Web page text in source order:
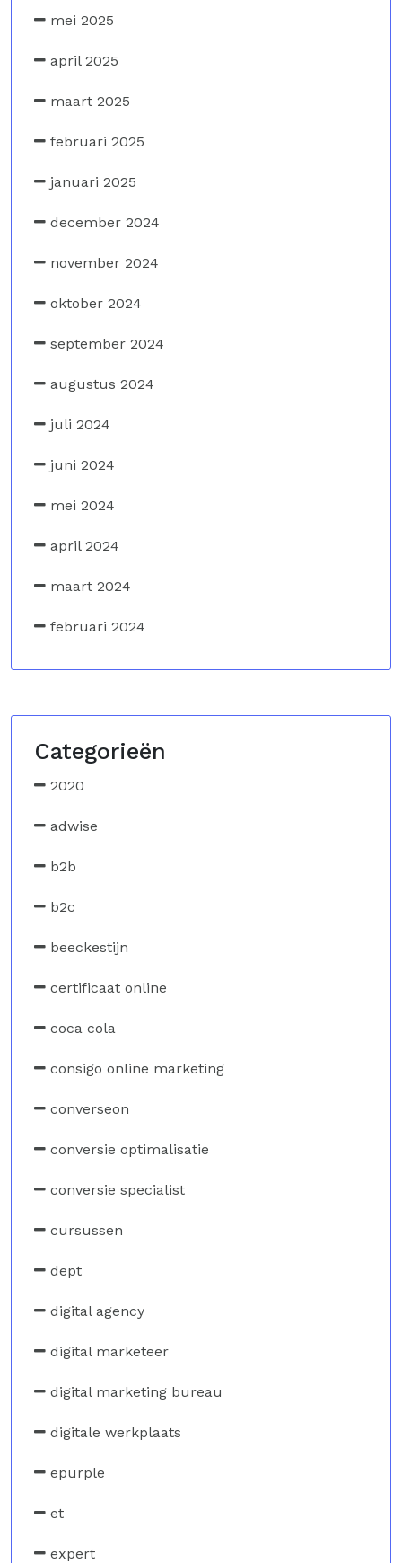
mei 2025
april 2025
maart 2025
februari 2025
januari 2025
december 2024
november 2024
oktober 2024
september 2024
augustus 2024
juli 2024
juni 2024
mei 2024
april 2024
maart 2024
februari 2024
Categorieën
2020
adwise
b2b
b2c
beeckestijn
certificaat online
coca cola
consigo online marketing
converseon
conversie optimalisatie
conversie specialist
cursussen
dept
digital agency
digital marketeer
digital marketing bureau
digitale werkplaats
epurple
et
expert